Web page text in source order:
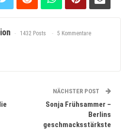
1432 Posts 5 Kommentare
NÄCHSTER POST
Sonja Frühsammer –
Berlins
geschmacksstärkste